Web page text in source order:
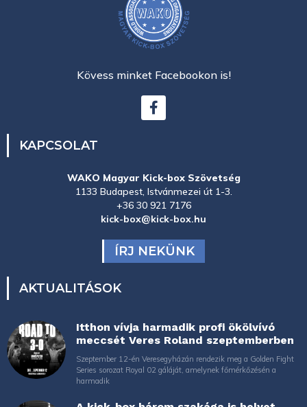
Kövess minket Facebookon is!
KAPCSOLAT
WAKO Magyar Kick-box Szövetség
1133 Budapest, Istvánmezei út 1-3.
+36 30 921 7176
kick-box@kick-box.hu
ÍRJ NEKÜNK
AKTUALITÁSOK
Itthon vívja harmadik profi ökölvívó
meccsét Veres Roland szeptemberben
Szeptember 12-én Veresegyházán rendezik meg a Golden Fight
Series sorozat Royal 02 gáláját, amelynek főmérkőzésén a
harmadik